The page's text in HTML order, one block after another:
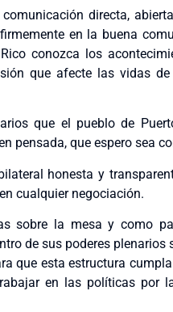
directa,
en la buena
conozca los
que afecte las vidas
que el pueblo de
pensada, que espero sea
honesta y
cualquier negociación.
sobre la mesa y como
de sus poderes
que esta estructura
en las políticas por